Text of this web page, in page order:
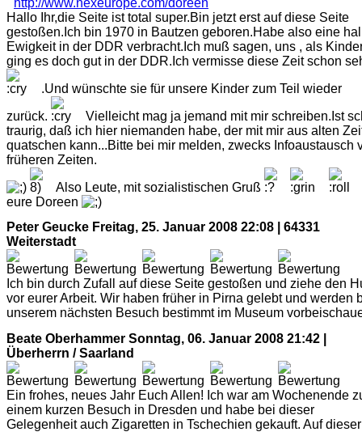
Hallo Ihr,die Seite ist total super.Bin jetzt erst auf diese Seite
gestoßen.Ich bin 1970 in Bautzen geboren.Habe also eine
Ewigkeit in der DDR verbracht.Ich muß sagen, uns , als
ging es doch gut in der DDR.Ich vermisse diese Zeit schon
.Und wünschte sie für unsere Kinder zum Teil wieder
zurück.
Vielleicht mag ja jemand mit mir schreiben.Ist
traurig, daß ich hier niemanden habe, der mit mir aus alten
quatschen kann...Bitte bei mir melden, zwecks Infoaustausch
früheren Zeiten.
Also Leute, mit sozialistischen Gruß
eure Doreen
Peter Geucke Freitag, 25. Januar 2008 22:08 | 64331
Weiterstadt
Ich bin durch Zufall auf diese Seite gestoßen und ziehe den
vor eurer Arbeit. Wir haben früher in Pirna gelebt und werden
unserem nächsten Besuch bestimmt im Museum
Beate Oberhammer Sonntag, 06. Januar 2008 21:42 |
Überherrn / Saarland
Ein frohes, neues Jahr Euch Allen! Ich war am Wochenende
einem kurzen Besuch in Dresden und habe bei dieser
Gelegenheit auch Zigaretten in Tschechien gekauft. Auf dieser